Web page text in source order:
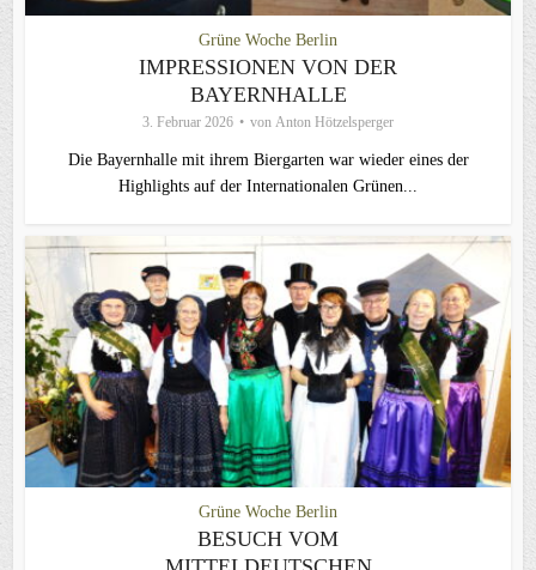
Grüne Woche Berlin
IMPRESSIONEN VON DER
BAYERNHALLE
3. Februar 2026 von Anton Hötzelsperger
Die Bayernhalle mit ihrem Biergarten war wieder eines der
Highlights auf der Internationalen Grünen...
Grüne Woche Berlin
BESUCH VOM